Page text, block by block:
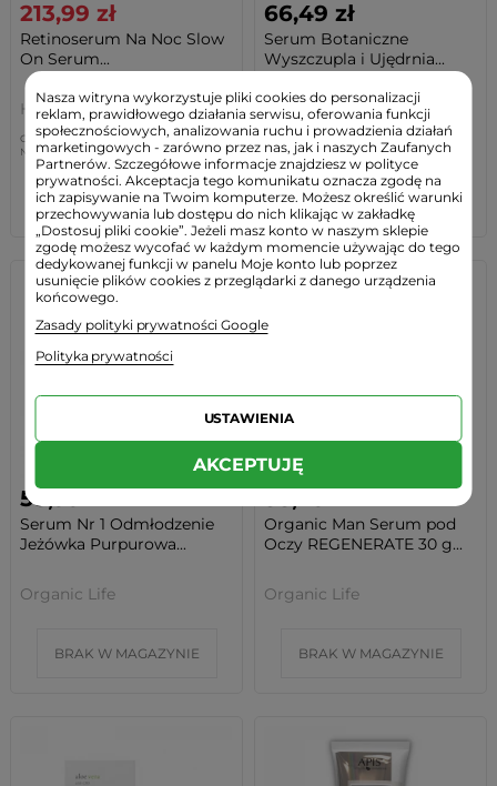
213,99 zł
Retinoserum Na Noc Slow
On Serum...
Health Labs Care
Cena regularna:259,00 zł-17%(45,01 zł)
Najniższa cena: 259,00 zł -17%(45,01zł)
BRAK W MAGAZYNIE
66,49 zł
Serum Botaniczne
Wyszczupla i Ujędrnia...
Organic Life
BRAK W MAGAZYNIE
58,99 zł
Serum Nr 1 Odmłodzenie
Jeżówka Purpurowa...
Organic Life
BRAK W MAGAZYNIE
Organic Man Serum pod
Oczy REGENERATE 30 g...
Organic Life
BRAK W MAGAZYNIE
Nasza witryna wykorzystuje pliki cookies do personalizacji
reklam, prawidłowego działania serwisu, oferowania funkcji
społecznościowych, analizowania ruchu i prowadzienia działań
marketingowych - zarówno przez nas, jak i naszych Zaufanych
Partnerów. Szczegółowe informacje znajdziesz w polityce
prywatności. Akceptacja tego komunikatu oznacza zgodę na
ich zapisywanie na Twoim komputerze. Możesz określić warunki
przechowywania lub dostępu do nich klikając w zakładkę
„Dostosuj pliki cookie”. Jeżeli masz konto w naszym sklepie
zgodę możesz wycofać w każdym momencie używając do tego
dedykowanej funkcji w panelu Moje konto lub poprzez
usunięcie plików cookies z przeglądarki z danego urządzenia
końcowego.
Zasady polityki prywatności Google
Polityka prywatności
USTAWIENIA
AKCEPTUJĘ